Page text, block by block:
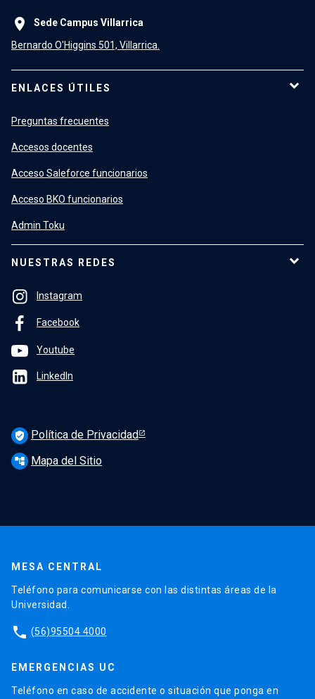
place
Sede Campus Villarrica
Bernardo O'Higgins 501, Villarrica.
ENLACES ÚTILES
Preguntas frecuentes
Accesos docentes
Acceso Saleforce funcionarios
Acceso BKO funcionarios
Admin Toku
NUESTRAS REDES
Instagram
Facebook
Youtube
LinkedIn
verified_user Política de Privacidad
account_tree Mapa del Sitio
MESA CENTRAL
Teléfono para comunicarse con las distintas áreas de la
Universidad.
phone (56)95504 4000
EMERGENCIAS UC
Teléfono en caso de accidente o situación que ponga en